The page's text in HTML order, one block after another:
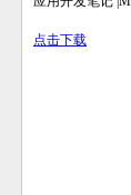
点击下载